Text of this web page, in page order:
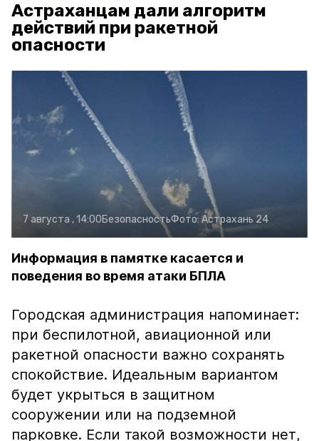
Астраханцам дали алгоритм
действий при ракетной
опасности
7 августа , 14:00БезопасностьФото: Астрахань 24
Информация в памятке касается и
поведения во время атаки БПЛА
Городская администрация напоминает:
при беспилотной, авиационной или
ракетной опасности важно сохранять
спокойствие. Идеальным вариантом
будет укрыться в защитном
сооружении или на подземной
парковке. Если такой возможности нет,